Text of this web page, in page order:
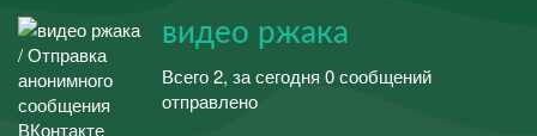
видео ржака
Всего 2, за сегодня 0 сообщений
отправлено